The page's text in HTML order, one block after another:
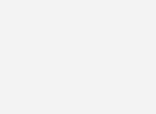
für uns Spanien, Italien und
und Polen entwickeln
und bieten interessante
in diesem Jahr ruhiger.
bedeutsam?